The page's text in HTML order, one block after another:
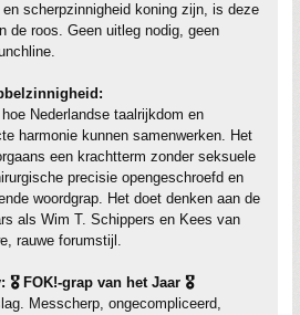
scherpzinnigheid koning zijn, is deze
de roos. Geen uitleg nodig, geen
Nederlandse taalrijkdom en
harmonie kunnen samenwerken. Het
een krachtterm zonder seksuele
precisie opengeschroefd en
woordgrap. Het doet denken aan de
als Wim T. Schippers en Kees van
rauwe forumstijl.
🎖️ FOK!-grap van het Jaar 🎖️
Messcherp, ongecompliceerd,